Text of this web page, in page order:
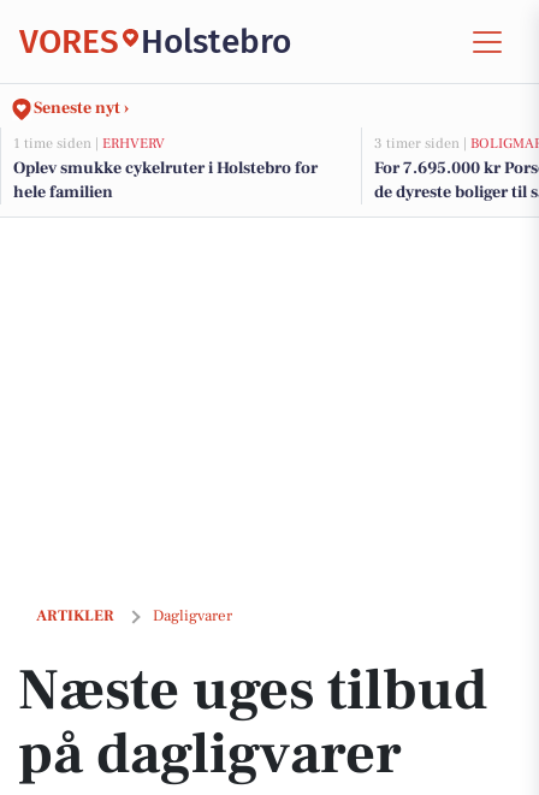
VORES Holstebro
Seneste nyt ›
1 time siden | ERHVERV
Oplev smukke cykelruter i Holstebro for
hele familien
3 timer siden |
For 7.695.000 kr
de dyreste boliger til
ARTIKLER Dagligvarer
Næste uges tilbud på dagligvarer
Næste uges tilbud
på dagligvarer